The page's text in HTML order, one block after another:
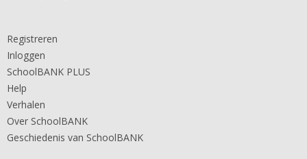
Registreren
Inloggen
SchoolBANK PLUS
Help
Verhalen
Over SchoolBANK
Geschiedenis van SchoolBANK